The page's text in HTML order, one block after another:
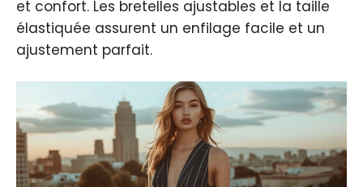
et confort. Les bretelles ajustables et la taille
élastiquée assurent un enfilage facile et un
ajustement parfait.